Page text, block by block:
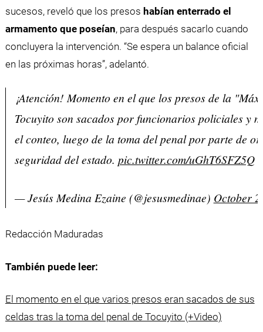
sucesos, reveló que los presos habían enterrado el
armamento que poseían, para después sacarlo cuando
concluyera la intervención. “Se espera un balance oficial
en las próximas horas”, adelantó.
¡Atención! Momento en el que los presos de la
Tocuyito son sacados por funcionarios policiales y
el conteo, luego de la toma del penal por parte de
seguridad del estado. pic.twitter.com/uGhT6SFZ5Q
— Jesús Medina Ezaine (@jesusmedinae) October
Redacción Maduradas
También puede leer:
El momento en el que varios presos eran sacados de sus
celdas tras la toma del penal de Tocuyito (+Video)